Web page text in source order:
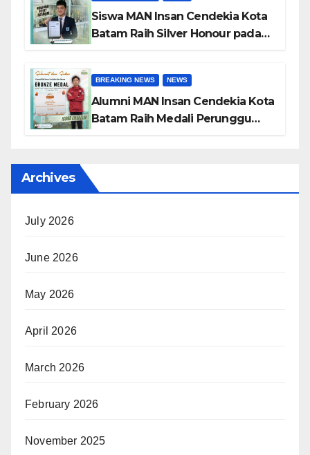
Siswa MAN Insan Cendekia Kota
Batam Raih Silver Honour pada
BREAKING NEWS NEWS
Alumni MAN Insan Cendekia Kota
Batam Raih Medali Perunggu
Archives
July 2026
June 2026
May 2026
April 2026
March 2026
February 2026
November 2025